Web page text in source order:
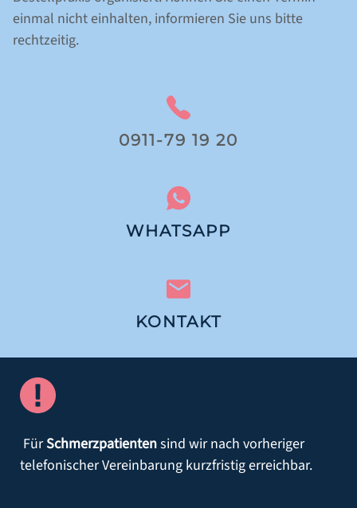
einmal nicht einhalten, informieren Sie uns bitte
rechtzeitig.
0911-79 19 20
WHATSAPP
KONTAKT
FürSchmerzpatientensind wir nach vorheriger
telefonischer Vereinbarung kurzfristig erreichbar.